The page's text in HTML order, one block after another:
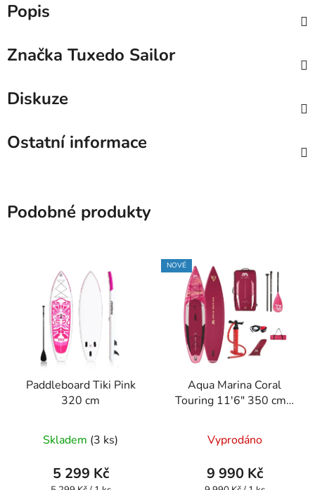
Popis
Značka Tuxedo Sailor
Diskuze
Ostatní informace
Podobné produkty
Paddleboard Tiki Pink
320 cm
Skladem (3 ks)
5 299 Kč
NOVÉ
Aqua Marina Coral
Touring 11'6" 350 cm -
Vyprodáno
9 990 Kč